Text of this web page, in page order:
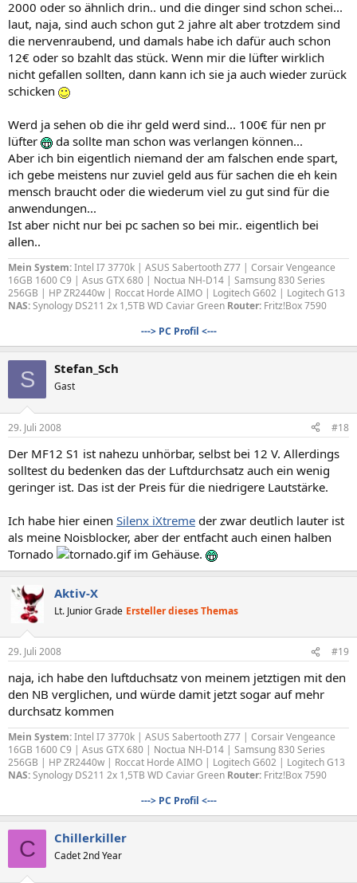
2000 oder so ähnlich drin.. und die dinger sind schon schei...
laut, naja, sind auch schon gut 2 jahre alt aber trotzdem sind
die nervenraubend, und damals habe ich dafür auch schon
12€ oder so bzahlt das stück. Wenn mir die lüfter wirklich
nicht gefallen sollten, dann kann ich sie ja auch wieder zurück
schicken
Werd ja sehen ob die ihr geld werd sind... 100€ für nen pr
lüfter
da sollte man schon was verlangen können...
Aber ich bin eigentlich niemand der am falschen ende spart,
ich gebe meistens nur zuviel geld aus für sachen die eh kein
mensch braucht oder die wiederum viel zu gut sind für die
anwendungen...
Ist aber nicht nur bei pc sachen so bei mir.. eigentlich bei
allen..
Mein System:Intel I7 3770k | ASUS Sabertooth Z77 | Corsair Vengeance
16GB 1600 C9 | Asus GTX 680 | Noctua NH-D14 | Samsung 830 Series
256GB | HP ZR2440w | Roccat Horde AIMO | Logitech G602 | Logitech G13
NAS:Synology DS211 2x 1,5TB WD Caviar Green Router: Fritz!Box 7590
---> PC Profil <---
S Stefan_Sch
Gast
29. Juli 2008 #18
Der MF12 S1 ist nahezu unhörbar, selbst bei 12 V. Allerdings
solltest du bedenken das der Luftdurchsatz auch ein wenig
geringer ist. Das ist der Preis für die niedrigere Lautstärke.
Ich habe hier einen Silenx iXtreme der zwar deutlich lauter ist
als meine Noisblocker, aber der entfacht auch einen halben
Tornado
im Gehäuse.
Aktiv-X
Lt. Junior Grade Ersteller dieses Themas
29. Juli 2008 #19
naja, ich habe den luftduchsatz von meinem jetztigen mit den
den NB verglichen, und würde damit jetzt sogar auf mehr
durchsatz kommen
Mein System:Intel I7 3770k | ASUS Sabertooth Z77 | Corsair Vengeance
16GB 1600 C9 | Asus GTX 680 | Noctua NH-D14 | Samsung 830 Series
256GB | HP ZR2440w | Roccat Horde AIMO | Logitech G602 | Logitech G13
NAS:Synology DS211 2x 1,5TB WD Caviar Green Router: Fritz!Box 7590
---> PC Profil <---
C Chillerkiller
Cadet 2nd Year